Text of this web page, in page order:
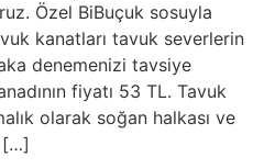
Özel BiBuçuk sosuyla
kanatları tavuk severlerin
denemenizi tavsiye
fiyatı 53 TL. Tavuk
olarak soğan halkası ve
[…]